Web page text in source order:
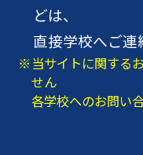
どは、
直接学校へご連
当サイトに関する
せん
各学校へのお問い